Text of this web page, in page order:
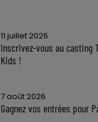
11 juillet 2026
Inscrivez-vous au casting
Kids !
7 août 2026
Gagnez vos entrées pour